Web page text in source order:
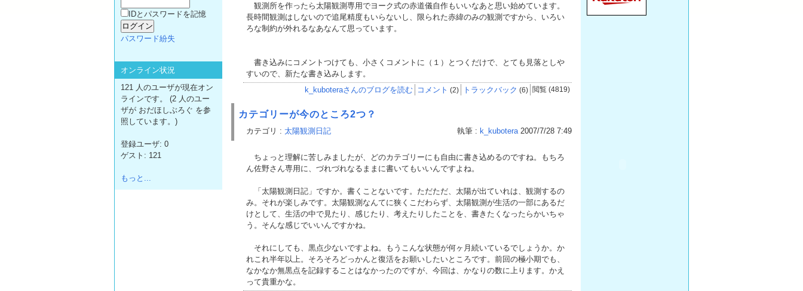
観測所を作ったら太陽観測専用でヨーク式の赤道儀自作もいいなあと思い始めています。
長時間観測はしないので追尾精度もいらないし、限られた赤緯のみの観測ですから、いろい
ろな制約が外れるなあなんて思っています。
書き込みにコメントつけても、小さくコメントに（１）とつくだけで、とても見落としや
すいので、新たな書き込みします。
k_kuboteraさんのブログを読む
コメント (2) トラックバック (6) 閲覧 (4819)
カテゴリーが今のところ2つ？
カテゴリ : 太陽観測日記 執筆 : k_kubotera 2007/7/28 7:49
ちょっと理解に苦しみましたが、どのカテゴリーにも自由に書き込めるのですね。もちろ
ん佐野さん専用に、づれづれなるままに書いてもいいんですよね。
「太陽観測日記」ですか。書くことないです。ただただ、太陽が出ていれは、観測するの
み。それが楽しみです。太陽観測なんてに狭くこだわらず、太陽観測が生活の一部にあるだ
けとして、生活の中で見たり、感じたり、考えたりしたことを、書きたくなったらかいちゃ
う。そんな感じでいいんですかね。
それにしても、黒点少ないですよね。もうこんな状態が何ヶ月続いているでしょうか。か
れこれ半年以上。そろそろどっかんと復活をお願いしたいところです。前回の極小期でも、
なかなか無黒点を記録することはなかったのですが、今回は、かなりの数に上ります。かえ
って貴重かな。
IDとパスワードを記憶
パスワード紛失
オンライン状況
121 人のユーザが現在オン
ラインです。 (2 人のユー
ザが おだほしぶろぐ を参
照しています。)
登録ユーザ: 0
ゲスト: 121
もっと...